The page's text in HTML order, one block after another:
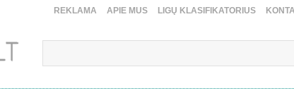
REKLAMA APIE MUS LIGŲ KLASIFIKATORIUS